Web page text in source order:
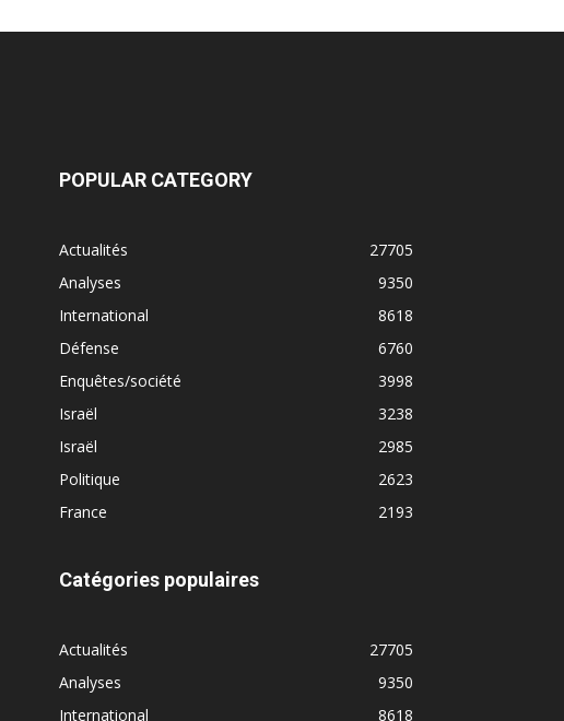
POPULAR CATEGORY
Actualités
27705
Analyses
9350
International
8618
Défense
6760
Enquêtes/société
3998
Israël
3238
Israël
2985
Politique
2623
France
2193
Catégories populaires
Actualités
27705
Analyses
9350
International
8618